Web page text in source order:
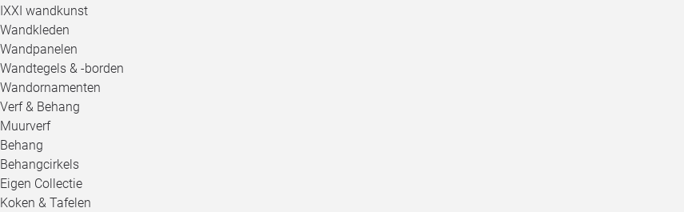
IXXI wandkunst
Wandkleden
Wandpanelen
Wandtegels & -borden
Wandornamenten
Verf & Behang
Muurverf
Behang
Behangcirkels
Eigen Collectie
Koken & Tafelen